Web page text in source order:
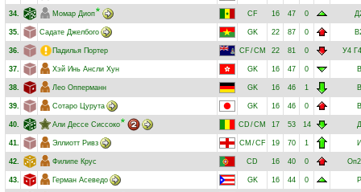
34. Момар Диоп CF 16 47 0
35. Садате Джелбого GK 22 87 0
36. Падилья Портер CF /CM 22 81 0 У4 Г4
37. Хэй Инь Ансли Хун GK 16 47 0 В
38. Лео Опперманн GK 16 46 1 В
39. Сотаро Цурута GK 16 46 0 В
40. Али Дессе Сиссоко CD /CM 17 53 14 Д
41. Эллиотт Ривз CM /CF 19 70 1 И
42. Филипе Крус CD 16 40 0 Оп2
43. Герман Асеведо GK 16 44 0 Р